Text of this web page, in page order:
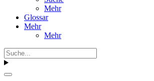
Mehr
Glossar
Mehr
Mehr